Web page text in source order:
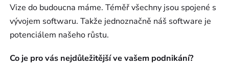
Vize do budoucna máme. Téměř všechny jsou spojené s
vývojem softwaru. Takže jednoznačně náš software je
potenciálem našeho růstu.
Co je pro vás nejdůležitější ve vašem podnikání?